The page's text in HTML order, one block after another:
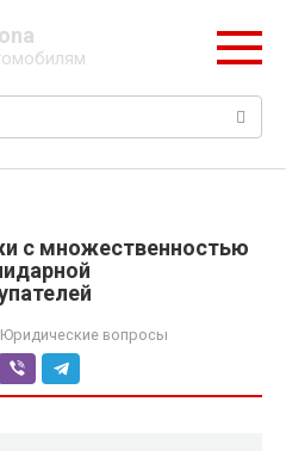
с множественностью
Юридические вопросы